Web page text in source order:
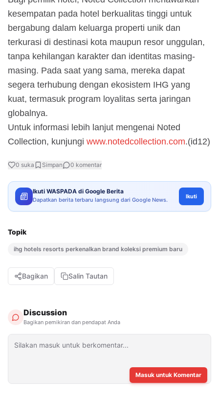
kesempatan pada hotel berkualitas tinggi untuk
bergabung dalam keluarga properti unik dan
terkurasi di destinasi kota maupun resor unggulan,
tanpa kehilangan karakter dan identitas masing-
masing. Pada saat yang sama, mereka dapat
segera terhubung dengan ekosistem IHG yang
kuat, termasuk program loyalitas serta jaringan
globalnya.
Untuk informasi lebih lanjut mengenai Noted
Collection, kunjungi www.notedcollection.com.(id12)
0 suka Simpan 0 komentar
Ikuti WASPADA di Google Berita
Dapatkan berita terbaru langsung dari Google News. Ikuti
Topik
ihg hotels resorts perkenalkan brand koleksi premium baru
Bagikan Salin Tautan
Discussion
Bagikan pemikiran dan pendapat Anda
Masuk untuk Komentar